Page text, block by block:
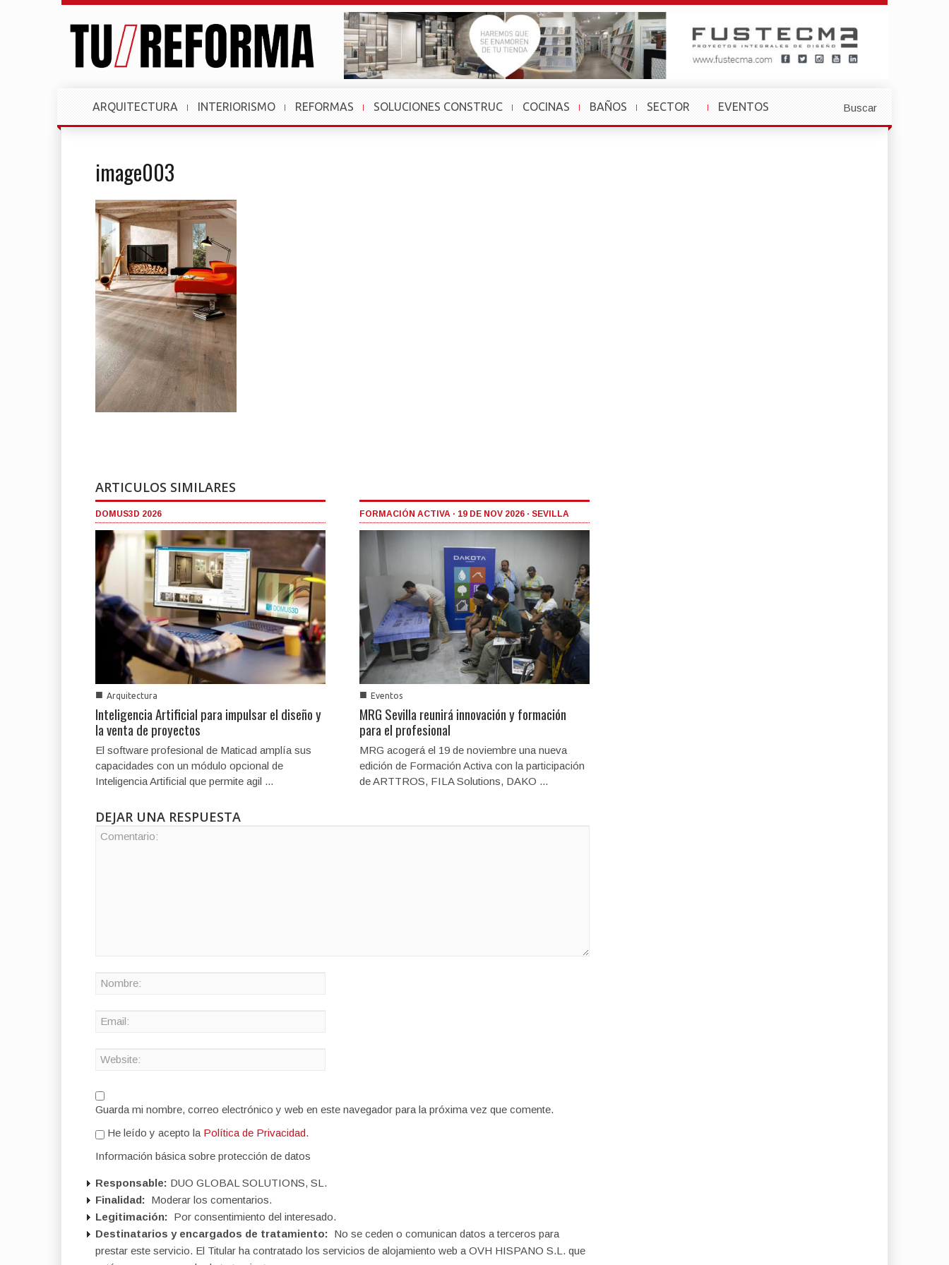
ARQUITECTURA INTERIORISMO REFORMAS SOLUCIONES CONSTRUC COCINAS BAÑOS
SECTOR
»
EVENTOS
»
Buscar
image003
ARTICULOS SIMILARES
DOMUS3D 2026
■ Arquitectura
Inteligencia Artificial para impulsar el diseño y
la venta de proyectos
El software profesional de Maticad amplía sus
capacidades con un módulo opcional de
Inteligencia Artificial que permite agil ...
FORMACIÓN ACTIVA · 19 DE NOV 2026 · SEVILLA
■ Eventos
MRG Sevilla reunirá innovación y formación
para el profesional
MRG acogerá el 19 de noviembre una nueva
edición de Formación Activa con la participación
de ARTTROS, FILA Solutions, DAKO ...
DEJAR UNA RESPUESTA
Guarda mi nombre, correo electrónico y web en este navegador para la próxima vez que comente.
He leído y acepto la Política de Privacidad.
Información básica sobre protección de datos
Responsable: DUO GLOBAL SOLUTIONS, SL.
Finalidad: Moderar los comentarios.
Legitimación: Por consentimiento del interesado.
Destinatarios y encargados de tratamiento: No se ceden o comunican datos a terceros para
prestar este servicio. El Titular ha contratado los servicios de alojamiento web a OVH HISPANO S.L. que